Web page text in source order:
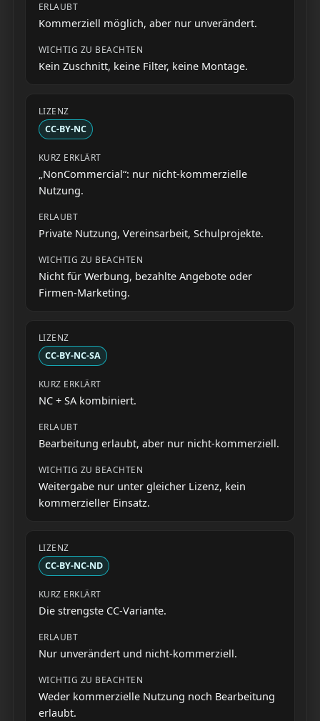
Kommerziell möglich, aber nur unverändert.
Kein Zuschnitt, keine Filter, keine Montage.
CC-BY-NC
„NonCommercial“: nur nicht-kommerzielle
Nutzung.
Private Nutzung, Vereinsarbeit, Schulprojekte.
Nicht für Werbung, bezahlte Angebote oder
Firmen-Marketing.
CC-BY-NC-SA
NC + SA kombiniert.
Bearbeitung erlaubt, aber nur nicht-kommerziell.
Weitergabe nur unter gleicher Lizenz, kein
kommerzieller Einsatz.
CC-BY-NC-ND
Die strengste CC-Variante.
Nur unverändert und nicht-kommerziell.
Weder kommerzielle Nutzung noch Bearbeitung
erlaubt.